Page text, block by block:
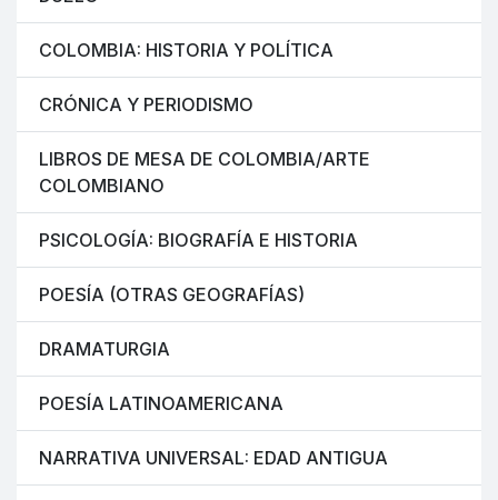
COLOMBIA: HISTORIA Y POLÍTICA
CRÓNICA Y PERIODISMO
LIBROS DE MESA DE COLOMBIA/ARTE
COLOMBIANO
PSICOLOGÍA: BIOGRAFÍA E HISTORIA
POESÍA (OTRAS GEOGRAFÍAS)
DRAMATURGIA
POESÍA LATINOAMERICANA
NARRATIVA UNIVERSAL: EDAD ANTIGUA